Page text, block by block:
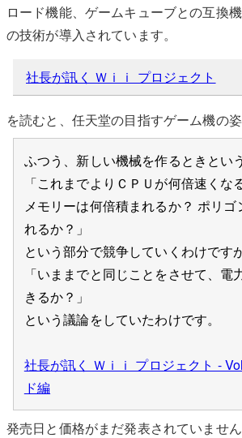
ロード機能、ゲームキューブとの互換
の技術が導入されています。
社長が訊く Ｗｉｉ プロジェクト
を読むと、任天堂の目指すゲーム機の姿
ふつう、新しい機械を作るときとい
「これまでよりＣＰＵが何倍速くな
メモリーは何倍積まれるか？ ポリゴ
れるか？」
という部分で競争していくわけです
「いままでと同じことをさせて、電
きるか？」
という議論をしていたわけです。
社長が訊く Ｗｉｉ プロジェクト -
ド編
発売日と価格がまだ発表されていませ